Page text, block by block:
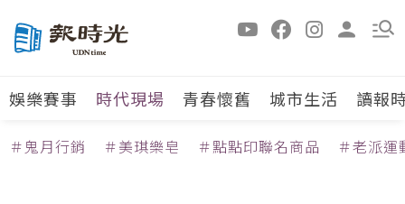
娛樂賽事 時代現場 青春懷舊 城市生活 讀報
＃鬼月行銷 ＃美琪樂皂 ＃點點印聯名商品 ＃老派運